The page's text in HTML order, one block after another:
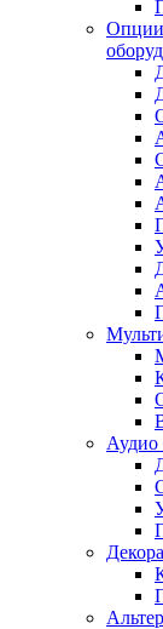
Опции
Аудио